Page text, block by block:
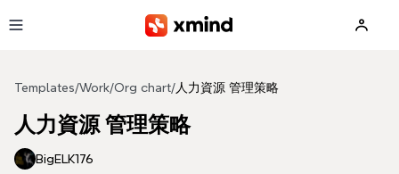
Templates/Work/Org chart/ 人力資源 管理策略
人力資源 管理策略
BigELK176